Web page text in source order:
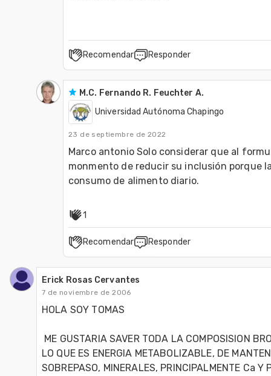
Recomendar Responder
M.C. Fernando R. Feuchter A.
Universidad Autónoma Chapingo
23 de septiembre de 2022
Marco antonio Solo considerar que al
monmento de reducir su inclusión porque
consumo de alimento diario.
1
Recomendar Responder
Erick Rosas Cervantes
7 de noviembre de 2006
HOLA SOY TOMAS
LO QUE ES ENERGIA METABOLIZABLE, DE
SOBREPASO, MINERALES, PRINCIPALMENTE Ca Y